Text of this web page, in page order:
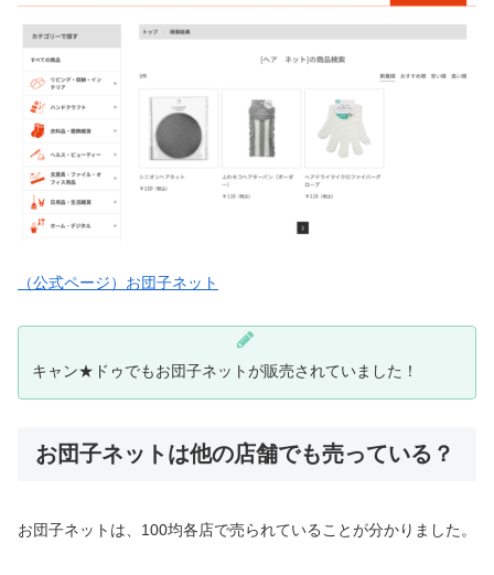
（公式ページ）お団子ネット
キャン★ドゥでもお団子ネットが販売されていました！
お団子ネットは他の店舗でも売っている？
お団子ネットは、100均各店で売られていることが分かりました。